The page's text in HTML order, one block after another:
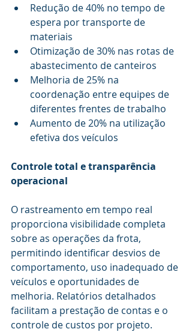
Redução de 40% no tempo de
espera por transporte de
materiais
Otimização de 30% nas rotas de
abastecimento de canteiros
Melhoria de 25% na
coordenação entre equipes de
diferentes frentes de trabalho
Aumento de 20% na utilização
efetiva dos veículos
Controle total e transparência
operacional
O rastreamento em tempo real
proporciona visibilidade completa
sobre as operações da frota,
permitindo identificar desvios de
comportamento, uso inadequado de
veículos e oportunidades de
melhoria. Relatórios detalhados
facilitam a prestação de contas e o
controle de custos por projeto.